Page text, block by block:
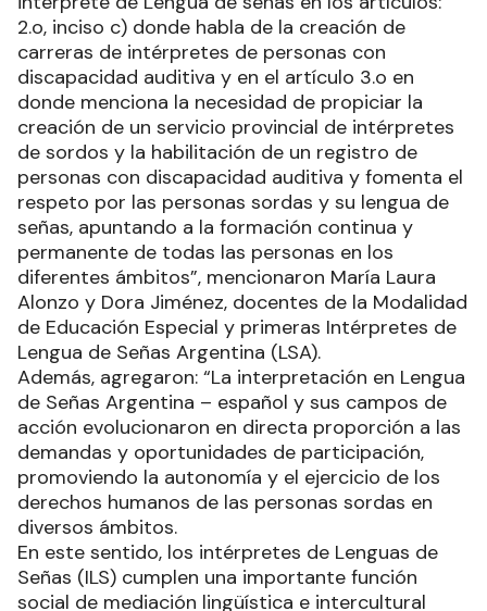
2.o, inciso c) donde habla de la creación de
carreras de intérpretes de personas con
discapacidad auditiva y en el artículo 3.o en
donde menciona la necesidad de propiciar la
creación de un servicio provincial de intérpretes
de sordos y la habilitación de un registro de
personas con discapacidad auditiva y fomenta el
respeto por las personas sordas y su lengua de
señas, apuntando a la formación continua y
permanente de todas las personas en los
diferentes ámbitos”, mencionaron María Laura
Alonzo y Dora Jiménez, docentes de la Modalidad
de Educación Especial y primeras Intérpretes de
Lengua de Señas Argentina (LSA).
Además, agregaron: “La interpretación en Lengua
de Señas Argentina – español y sus campos de
acción evolucionaron en directa proporción a las
demandas y oportunidades de participación,
promoviendo la autonomía y el ejercicio de los
derechos humanos de las personas sordas en
diversos ámbitos.
En este sentido, los intérpretes de Lenguas de
Señas (ILS) cumplen una importante función
social de mediación lingüística e intercultural